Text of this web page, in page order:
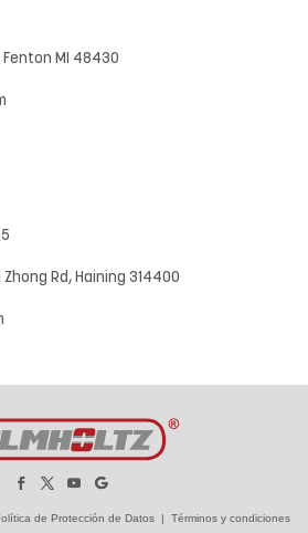
Fenton MI 48430
Zhong Rd, Haining 314400
de Protección de Datos| Términos y condiciones